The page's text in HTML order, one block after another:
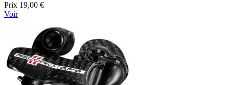
Prix 19,00 €
Voir